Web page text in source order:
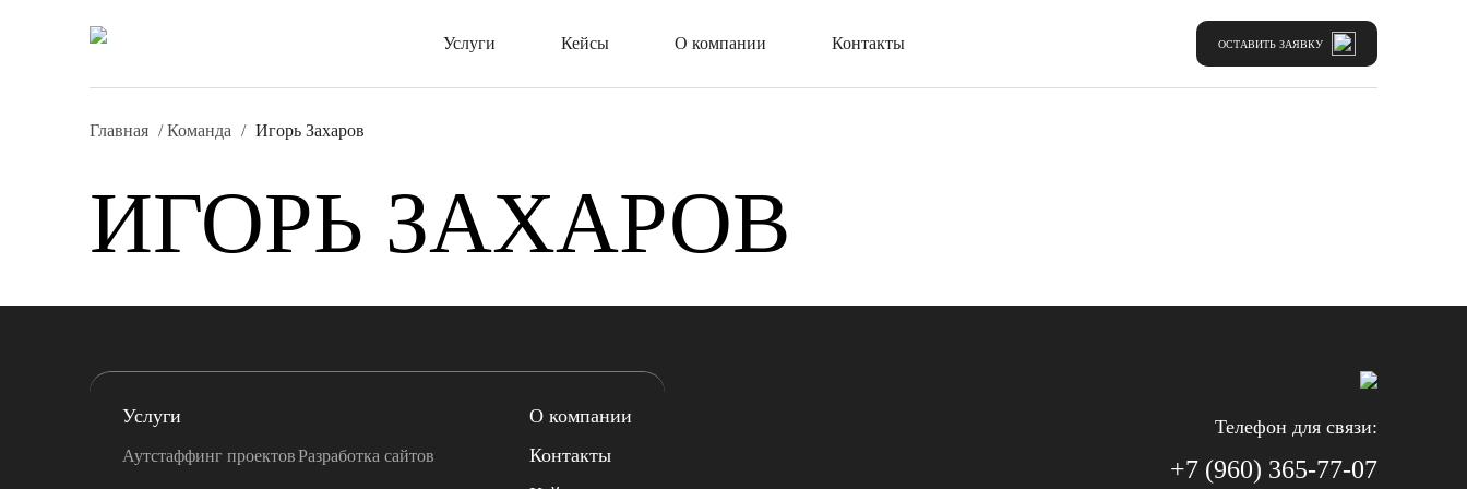
Услуги Кейсы О компании Контакты ОСТАВИТЬ ЗАЯВКУ
Главная /Команда / Игорь Захаров
ИГОРЬ ЗАХАРОВ
Услуги
Аутстаффинг проектовРазработка сайтов
О компании
Контакты
Телефон для связи:
+7 (960) 365-77-07